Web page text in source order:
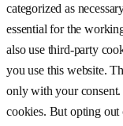
categorized as
essential for the
also use third-party
you use this website.
only with your consent.
cookies. But opting out